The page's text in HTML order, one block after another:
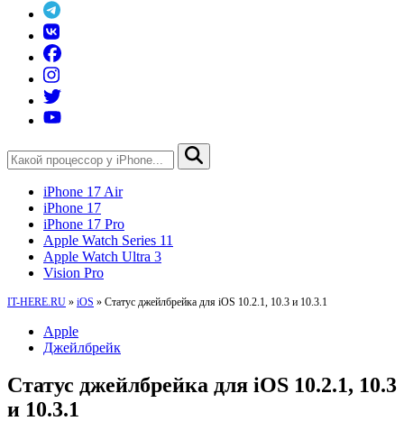
iPhone 17 Air
iPhone 17
iPhone 17 Pro
Apple Watch Series 11
Apple Watch Ultra 3
Vision Pro
IT-HERE.RU » iOS » Статус джейлбрейка для iOS 10.2.1, 10.3 и 10.3.1
Apple
Джейлбрейк
Статус джейлбрейка для iOS 10.2.1, 10.3
и 10.3.1